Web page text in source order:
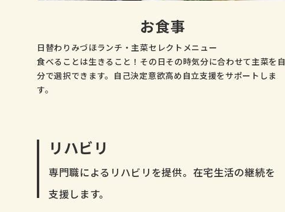
お食事
日替わりみづほランチ・主菜セレクトメニュー
食べることは生きること！その日その時気分に合わせて主菜を自
分で選択できます。自己決定意欲高め自立支援をサポートしま
す。
リハビリ
専門職によるリハビリを提供。在宅生活の継続を
支援します。